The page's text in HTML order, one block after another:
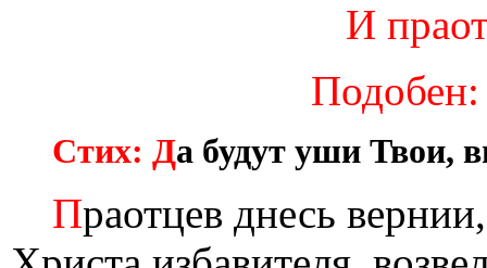
И
Стих: Да будут уши Твои,
Праотцев днесь